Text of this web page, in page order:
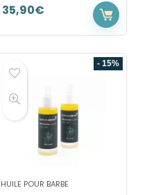
35,90€
- 15%
HUILE POUR BARBE